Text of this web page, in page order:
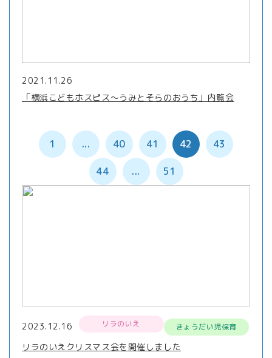
2021.11.26
「横浜こどもホスピス～うみとそらのおうち」内覧会
1 ... 40 41 42 43
44 ... 51
2023.12.16 リラのいえ きょうだい児保育
リラのいえクリスマス会を開催しました